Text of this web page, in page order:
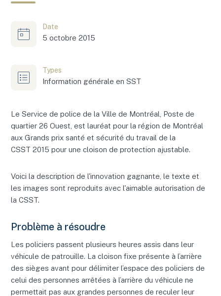
Date
5 octobre 2015
Types
Information générale en SST
Le Service de police de la Ville de Montréal, Poste de
quartier 26 Ouest, est lauréat pour la région de Montréal
aux Grands prix santé et sécurité du travail de la
CSST 2015 pour une cloison de protection ajustable.
Voici la description de l'innovation gagnante, le texte et
les images sont reproduits avec l'aimable autorisation de
la CSST.
Problème à résoudre
Les policiers passent plusieurs heures assis dans leur
véhicule de patrouille. La cloison fixe présente à l’arrière
des sièges avant pour délimiter l’espace des policiers de
celui des personnes arrêtées à l’arrière du véhicule ne
permettait pas aux grandes personnes de reculer leur